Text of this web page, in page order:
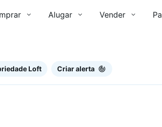
Alugar Vender
Loft Criar alerta